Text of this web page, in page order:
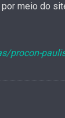
por meio do
procon-